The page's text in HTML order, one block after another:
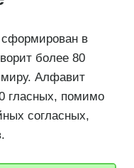
в
более 80
Алфавит
гласных, помимо
согласных,